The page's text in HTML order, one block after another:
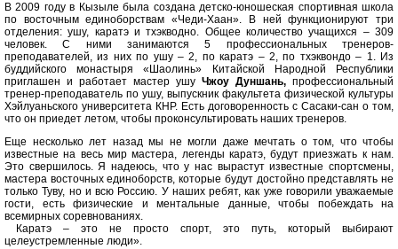
В 2009 году в Кызыле была создана детско-юношеская спортивная школа
по восточным единоборствам «Чеди-Хаан». В ней функционируют три
отделения: ушу, каратэ и тхэкводно. Общее количество учащихся – 309
человек. С ними занимаются 5 профессиональных тренеров-
преподавателей, из них по ушу – 2, по каратэ – 2, по тхэквондо – 1. Из
буддийского монастыря «Шаолинь» Китайской Народной Республики
приглашен и работает мастер ушу Чжоу Дуншань, профессиональный
тренер-преподаватель по ушу, выпускник факультета физической культуры
Хэйлуаньского университета КНР. Есть договоренность с Сасаки-сан о том,
что он приедет летом, чтобы проконсультировать наших тренеров.
Еще несколько лет назад мы не могли даже мечтать о том, что чтобы
известные на весь мир мастера, легенды каратэ, будут приезжать к нам.
Это свершилось. Я надеюсь, что у нас вырастут известные спортсмены,
мастера восточных единоборств, которые будут достойно представлять не
только Туву, но и всю Россию. У наших ребят, как уже говорили уважаемые
гости, есть физические и ментальные данные, чтобы побеждать на
всемирных соревнованиях.
Каратэ – это не просто спорт, это путь, который выбирают
целеустремленные люди».